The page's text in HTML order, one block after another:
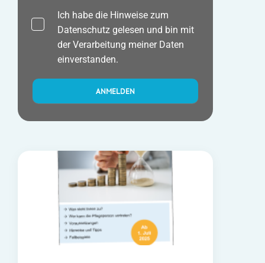
Ich habe die Hinweise zum
Datenschutz gelesen und bin mit
der Verarbeitung meiner Daten
einverstanden.